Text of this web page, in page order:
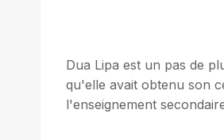
Dua Lipa est un pas de
qu'elle avait obtenu son
l'enseignement